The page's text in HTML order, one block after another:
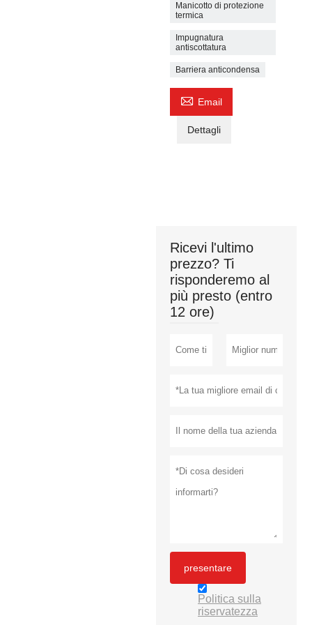
Manicotto di protezione
termica
Impugnatura
antiscottatura
Barriera anticondensa
 Email
Dettagli
Ricevi l'ultimo
prezzo? Ti
risponderemo al
più presto (entro
12 ore)
presentare
Politica sulla
riservatezza